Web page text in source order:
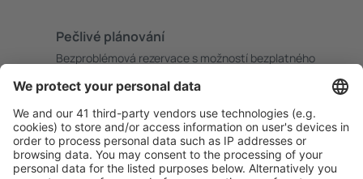
Pečlivé plánování
Bezproblémová rezervace s možností bezplatného
S námi ušetříte
Atraktivní ceny a speciální nabídky pro přihlášené
uživatele.